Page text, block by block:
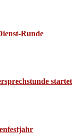
Runde
startet